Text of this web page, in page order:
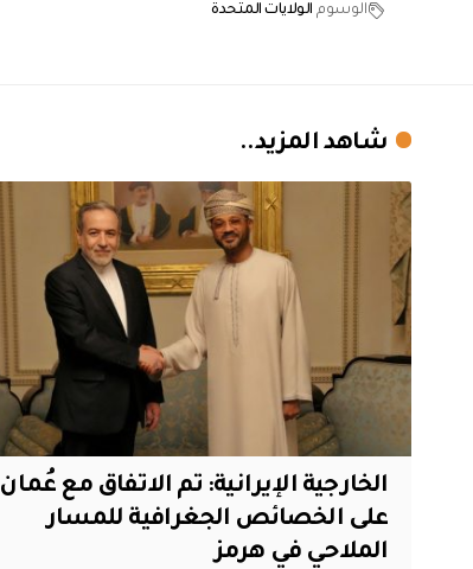
الوسوم الولايات المتحدة
شاهد المزيد..
‏الخارجية الإيرانية: تم الاتفاق مع عُمان
على الخصائص الجغرافية للمسار
الملاحي في هرمز